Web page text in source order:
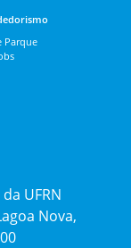
Parque
UFRN
Nova,